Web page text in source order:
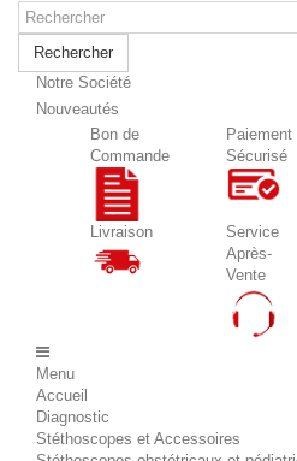
Rechercher
Notre Société
Nouveautés
Bon de
Commande
Paiement
Sécurisé
Livraison
Service
Après-
Vente
Menu
Accueil
Diagnostic
Stéthoscopes et Accessoires